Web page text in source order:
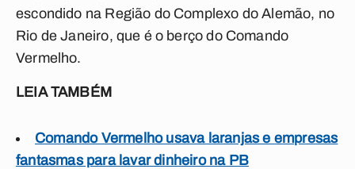
escondido na Região do Complexo do Alemão, no
Rio de Janeiro, que é o berço do Comando
Vermelho.
LEIA TAMBÉM
Comando Vermelho usava laranjas e empresas
fantasmas para lavar dinheiro na PB